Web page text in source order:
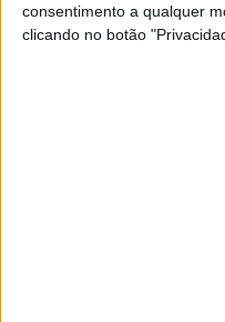
consentimento a qualquer
clicando no botão